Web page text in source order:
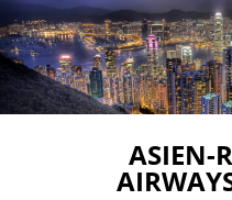
ASIEN-